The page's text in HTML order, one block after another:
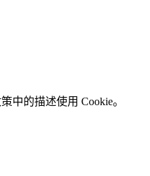
中的描述使用 Cookie。